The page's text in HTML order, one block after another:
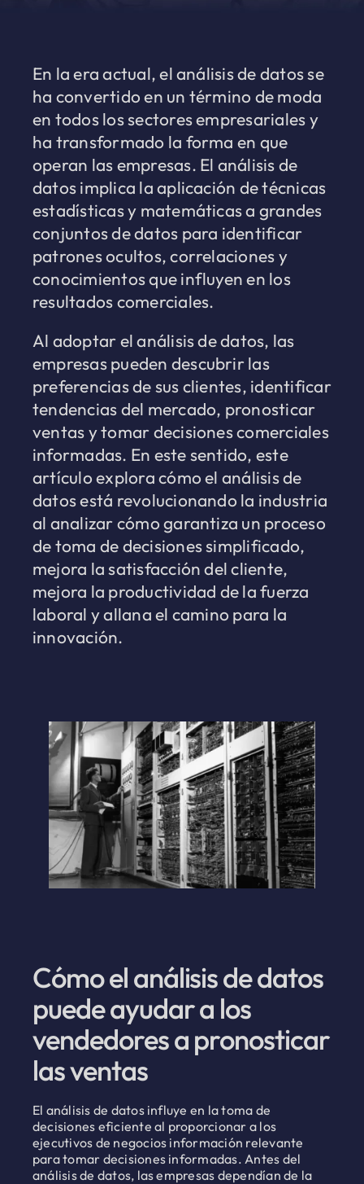
En la era actual, el análisis de datos se
ha convertido en un término de moda
en todos los sectores empresariales y
ha transformado la forma en que
operan las empresas. El análisis de
datos implica la aplicación de técnicas
estadísticas y matemáticas a grandes
conjuntos de datos para identificar
patrones ocultos, correlaciones y
conocimientos que influyen en los
resultados comerciales.
Al adoptar el análisis de datos, las
empresas pueden descubrir las
preferencias de sus clientes, identificar
tendencias del mercado, pronosticar
ventas y tomar decisiones comerciales
informadas. En este sentido, este
artículo explora cómo el análisis de
datos está revolucionando la industria
al analizar cómo garantiza un proceso
de toma de decisiones simplificado,
mejora la satisfacción del cliente,
mejora la productividad de la fuerza
laboral y allana el camino para la
innovación.
Cómo el análisis de datos
puede ayudar a los
vendedores a pronosticar
las ventas
El análisis de datos influye en la toma de
decisiones eficiente al proporcionar a los
ejecutivos de negocios información relevante
para tomar decisiones informadas. Antes del
análisis de datos, las empresas dependían de la